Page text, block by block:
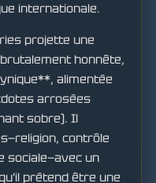
internationale.
projette une
honnête,
alimentée
arrosées
sobre). Il
contrôle
sociale—avec un
prétend être une